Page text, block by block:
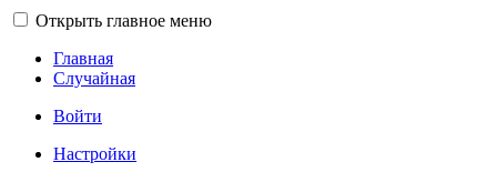
Открыть главное меню
Главная
Случайная
Войти
Настройки